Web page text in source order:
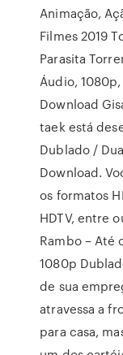
Animação,
Filmes 2019
Parasita
Áudio,
Download
taek está
Dublado /
Download.
os formatos
HDTV, entre
Rambo – Até
1080p
de sua
atravessa a
para casa,